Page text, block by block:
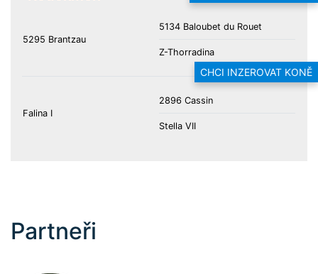
CHCI INZEROVAT KONĚ
5295 Brantzau
5134 Baloubet du Rouet
Z-Thorradina
Falina I
2896 Cassin
Stella VII
Partneři